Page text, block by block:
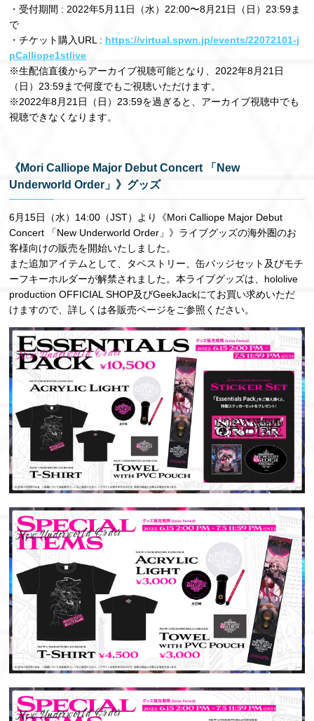
・受付期間 : 2022年5⽉11⽇（⽔）22:00〜8⽉21⽇（⽇）23:59ま
で
・チケット購⼊URL : https://virtual.spwn.jp/events/22072101-j
pCalliope1stlive
※⽣配信直後からアーカイブ視聴可能となり、2022年8⽉21⽇
（⽇）23:59まで何度でもご視聴いただけます。
※2022年8⽉21⽇（⽇）23:59を過ぎると、アーカイブ視聴中でも
視聴できなくなります。
《Mori Calliope Major Debut Concert 「New
Underworld Order」》グッズ
6⽉15⽇（⽔）14:00（JST）より《Mori Calliope Major Debut
Concert 「New Underworld Order」》ライブグッズの海外圏のお
客様向けの販売を開始いたしました。
また追加アイテムとして、タペストリー、⽸バッジセット及びモチ
ーフキーホルダーが解禁されました。本ライブグッズは、hololive
production OFFICIAL SHOP及びGeekJackにてお買い求めいただ
けますので、詳しくは各販売ページをご参照ください。